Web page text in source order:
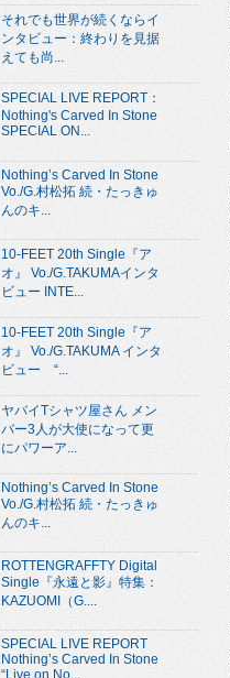
それでも世界が続くならイ
ンタビュー：終わりを見据
えても尚...
SPECIAL LIVE REPORT：
Nothing's Carved In Stone
SPECIAL ON...
Nothing’s Carved In Stone
Vo./G.村松拓 続・たっきゅ
んのキ...
10-FEET 20th Single『ア
オ』 Vo./G.TAKUMAインタ
ビュー INTE...
10-FEET 20th Single『ア
オ』 Vo./G.TAKUMA インタ
ビュー “...
ヤバイTシャツ屋さん メン
バー3人が大使になって更
にパワーア...
Nothing’s Carved In Stone
Vo./G.村松拓 続・たっきゅ
んのキ...
ROTTENGRAFFTY Digital
Single『永遠と影』特集：
KAZUOMI（G....
SPECIAL LIVE REPORT
Nothing’s Carved In Stone
“Live on No...